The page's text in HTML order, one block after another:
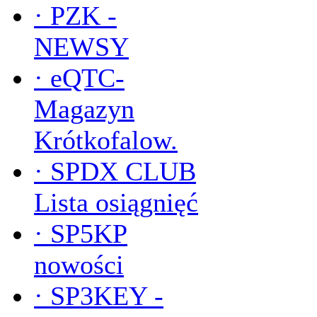
· PZK -
NEWSY
· eQTC-
Magazyn
Krótkofalow.
· SPDX CLUB
Lista osiągnięć
· SP5KP
nowości
· SP3KEY -